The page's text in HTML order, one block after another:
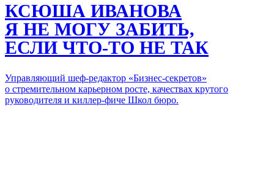
КСЮША ИВАНОВА
Я НЕ МОГУ ЗАБИТЬ,
ЕСЛИ ЧТО-ТО НЕ ТАК
Управляющий шеф-редактор «Бизнес-секретов»
о стремительном карьерном росте, качествах крутого
руководителя и киллер-фиче Школ бюро.